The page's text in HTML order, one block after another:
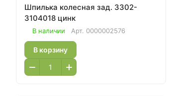
Шпилька колесная зад. 3302-
3104018 цинк
В наличии Арт. 0000002576
В корзину